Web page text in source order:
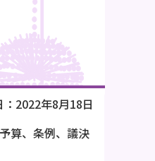
2022年8月18日
算、条例、議決